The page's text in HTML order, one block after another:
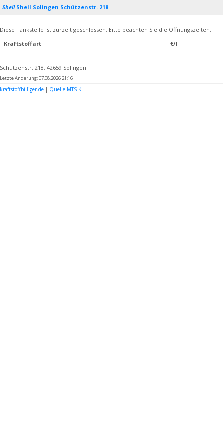
ShellShell Solingen Schützenstr. 218
Diese Tankstelle ist zurzeit geschlossen. Bitte beachten Sie die Öffnungszeiten.
Kraftstoffart
€/l
Schützenstr. 218, 42659 Solingen
Letzte Änderung: 07.08.2026 21:16
kraftstoffbilliger.de | Quelle MTS-K